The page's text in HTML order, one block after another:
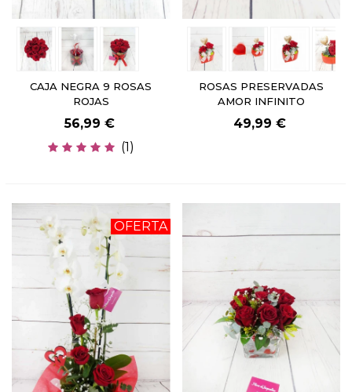
CAJA NEGRA 9 ROSAS
ROJAS
56,99 €
(1)
ROSAS PRESERVADAS
AMOR INFINITO
49,99 €
OFERTA